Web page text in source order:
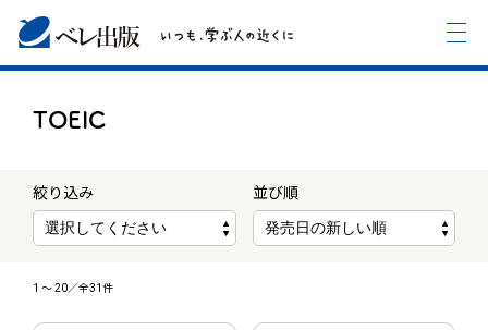
TOEIC
1 〜20／全31件
絞り込み 並び順